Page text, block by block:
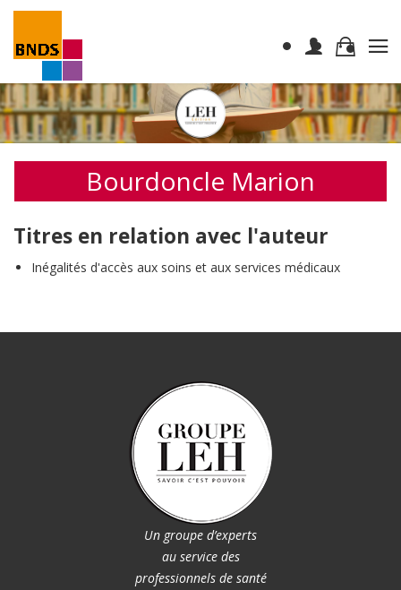
Bourdoncle Marion
Titres en relation avec l'auteur
Inégalités d'accès aux soins et aux services médicaux
Un groupe d’experts
au service des
professionnels de santé